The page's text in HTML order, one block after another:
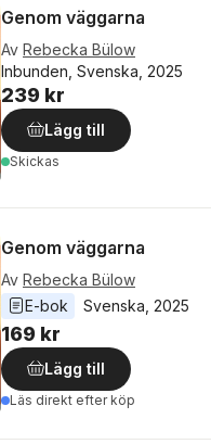
Genom väggarna
Av Rebecka Bülow
Inbunden, Svenska, 2025
239 kr
Lägg till
Skickas
Genom väggarna
Av Rebecka Bülow
E-bok
Svenska 2025
169 kr
Lägg till
Läs direkt efter köp